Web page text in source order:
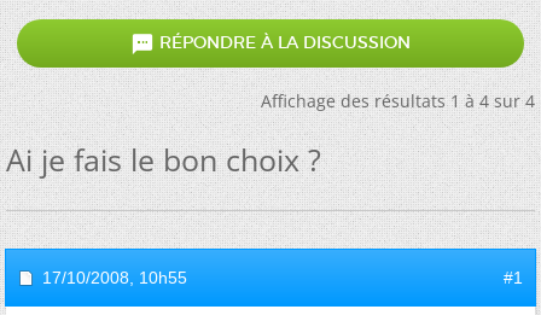
 RÉPONDRE À LA DISCUSSION
Affichage des résultats 1 à 4 sur 4
Ai je fais le bon choix ?
17/10/2008, 10h55 #1